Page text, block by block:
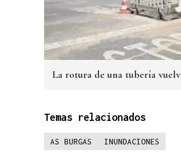
La rotura de una tubería
Temas relacionados
AS BURGAS INUNDACIONES